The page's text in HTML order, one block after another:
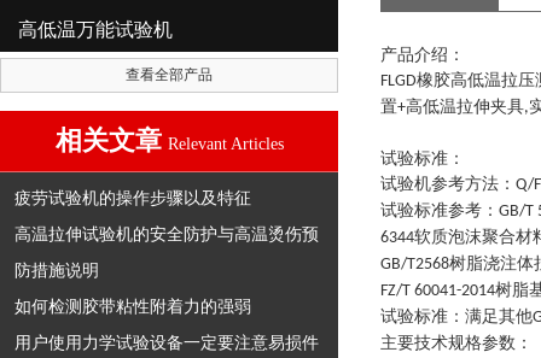
高低温万能试验机
查看全部产品
相关文章 Relevant Articles
疲劳试验机的操作步骤以及特征
高温拉伸试验机的安全防护与高温烫伤预
防措施说明
如何检测胶带粘性附着力的强弱
用户使用力学试验设备一定要注意易损件
产品介绍：
FLGD橡胶高低温拉压
置+高低温拉伸夹具,
试验标准：
试验机参考方法 ： Q/
试验标准参考 ： GB/T
6344软质泡沫聚合材
GB/T2568树脂浇注体
FZ/T 60041-2014树脂
试验标准 ： 满足其他
主要技术规格参数 ：